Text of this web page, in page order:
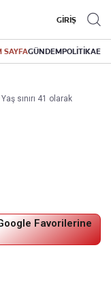
GİRİŞ
SAYFAGÜNDEMPOLİTİKA
sınırı 41 olarak
Favorilerine